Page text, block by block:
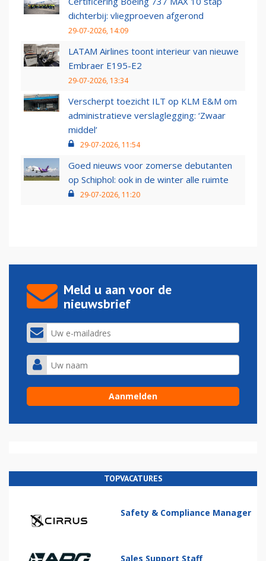
dichterbij: vliegproeven afgerond
29-07-2026, 14:09
LATAM Airlines toont interieur van nieuwe
Embraer E195-E2
29-07-2026, 13:34
Verscherpt toezicht ILT op KLM E&M om
administratieve verslaglegging: ‘Zwaar
middel’
29-07-2026, 11:54
Goed nieuws voor zomerse debutanten
op Schiphol: ook in de winter alle ruimte
29-07-2026, 11:20
Meld u aan voor de
nieuwsbrief
TOPVACATURES
Safety & Compliance Manager
Sales Support Staff